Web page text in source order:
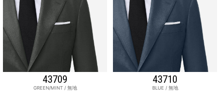
43709
GREEN/MINT / 無地
43710
BLUE / 無地